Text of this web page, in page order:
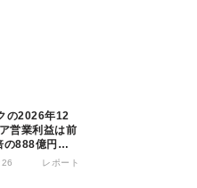
営業利益は前
の888億円、
料が好調レポート